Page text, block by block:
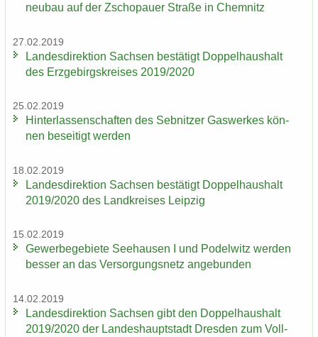
neu­bau auf der Zscho­pau­er Stra­ße in Chem­nitz
27.02.2019
Lan­des­di­rek­ti­on Sach­sen be­stä­tigt Dop­pel­haus­halt
des Erz­ge­birgs­krei­ses 2019/2020
25.02.2019
Hin­ter­las­sen­schaf­ten des Seb­nit­zer Gas­wer­kes kön­
nen be­sei­tigt wer­den
18.02.2019
Lan­des­di­rek­ti­on Sach­sen be­stä­tigt Dop­pel­haus­halt
2019/2020 des Land­krei­ses Leip­zig
15.02.2019
Ge­wer­be­ge­bie­te See­hau­sen I und Po­del­witz wer­den
bes­ser an das Ver­sor­gungs­netz an­ge­bun­den
14.02.2019
Lan­des­di­rek­ti­on Sach­sen gibt den Dop­pel­haus­halt
2019/2020 der Lan­des­haupt­stadt Dres­den zum Voll­